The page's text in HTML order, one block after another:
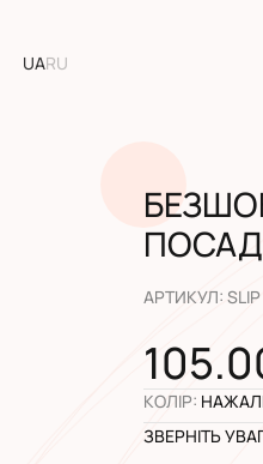
UARU
АРТИКУЛ:
КОЛІР:
ЗВЕРНІТЬ